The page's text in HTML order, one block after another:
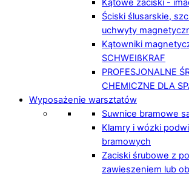
Kątowe zaciski -
Ściski ślusarskie,
uchwyty
Kątowniki
SCHWEIßKRAF
PROFESJONALNE
CHEMICZNE DLA
Wyposażenie warsztatów
Suwnice bramowe
Klamry i wózki
bramowych
Zaciski śrubowe z
zawieszeniem lub